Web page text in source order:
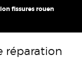
fissures rouen
réparation